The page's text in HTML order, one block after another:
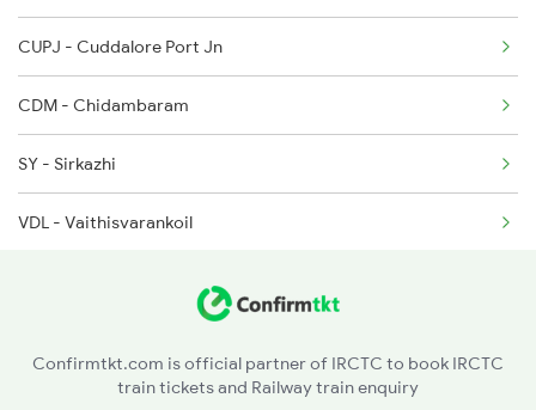
CUPJ - Cuddalore Port Jn
CDM - Chidambaram
SY - Sirkazhi
VDL - Vaithisvarankoil
KMU - Kumbakonam
Confirmtkt.com is official partner of IRCTC to book IRCTC
train tickets and Railway train enquiry